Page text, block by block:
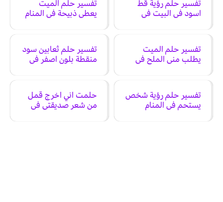
تفسير حلم رؤية قط
اسود في البيت في
تفسير حلم الميت
يعطي ذبيحة في المنام
تفسير حلم الميت
يطلب مني الملح في
تفسير حلم ثعابين سود
منقطة بلون اصفر في
تفسير حلم رؤية شخص
يستحم في المنام
حلمت اني اخرج قمل
من شعر صديقتي في